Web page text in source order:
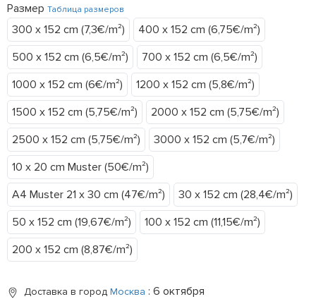
Размер Таблица размеров
300 x 152 cm (7,3€/m²)
400 x 152 cm (6,75€/m²)
500 x 152 cm (6,5€/m²)
700 x 152 cm (6,5€/m²)
1000 x 152 cm (6€/m²)
1200 x 152 cm (5,8€/m²)
1500 x 152 cm (5,75€/m²)
2000 x 152 cm (5,75€/m²)
2500 x 152 cm (5,75€/m²)
3000 x 152 cm (5,7€/m²)
10 x 20 cm Muster (50€/m²)
A4 Muster 21 x 30 cm (47€/m²)
30 x 152 cm (28,4€/m²)
50 x 152 cm (19,67€/m²)
100 x 152 cm (11,15€/m²)
200 x 152 cm (8,87€/m²)
Доставка в город Москва : 6 октября